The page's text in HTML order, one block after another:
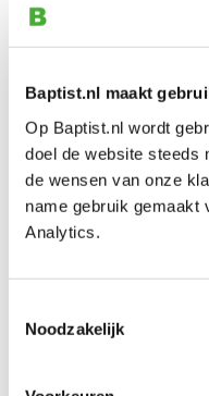
Baptist.nl maakt
Op Baptist.nl wordt
doel de website steeds
de wensen van onze
name gebruik gemaakt
Analytics.
Noodzakelijk
Bekijk ook
Famag
€ 4,25
€ 3,51
Op